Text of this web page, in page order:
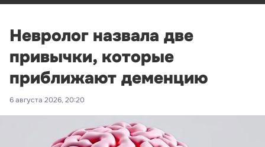
Невролог назвала две
привычки, которые
приближают деменцию
6 августа 2026, 20:20